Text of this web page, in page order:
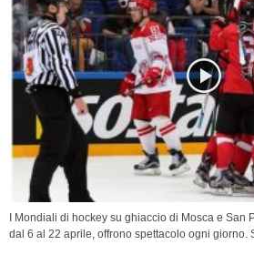
I Mondiali di hockey su ghiaccio di Mosca e San
dal 6 al 22 aprile, offrono spettacolo ogni giorno.